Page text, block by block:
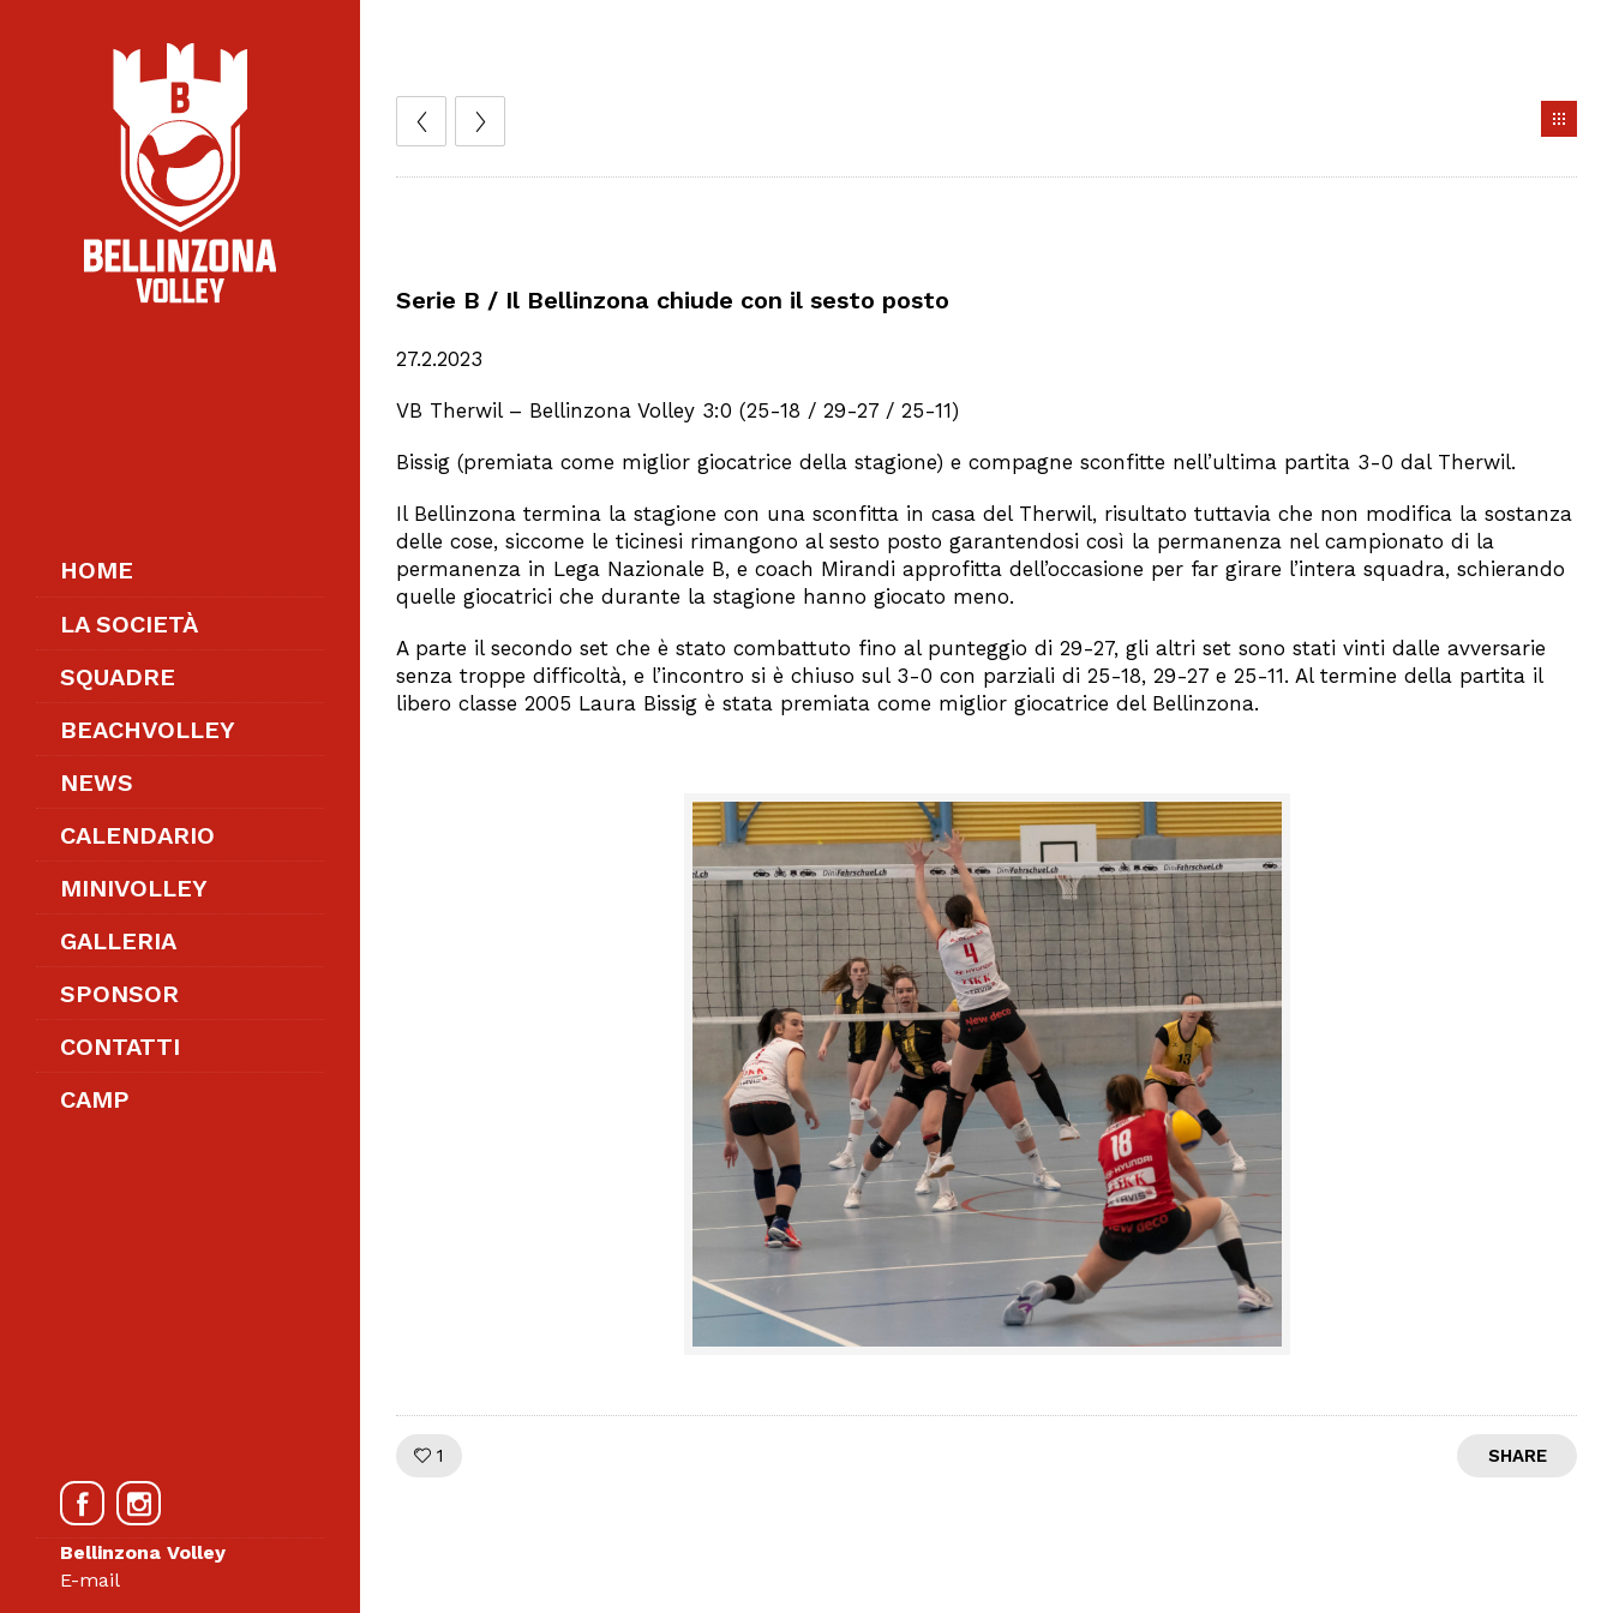
HOME
LA SOCIETÀ
SQUADRE
BEACHVOLLEY
NEWS
CALENDARIO
MINIVOLLEY
GALLERIA
SPONSOR
CONTATTI
CAMP
Bellinzona Volley
E-mail
Serie B / Il Bellinzona chiude con il sesto posto
27.2.2023
VB Therwil – Bellinzona Volley 3:0 (25-18 / 29-27 / 25-11)
Bissig (premiata come miglior giocatrice della stagione) e compagne sconfitte nell’ultima partita 3-0 dal Therwil.
Il Bellinzona termina la stagione con una sconfitta in casa del Therwil, risultato tuttavia che non modifica la sostanza
delle cose, siccome le ticinesi rimangono al sesto posto garantendosi così la permanenza nel campionato di la
permanenza in Lega Nazionale B, e coach Mirandi approfitta dell’occasione per far girare l’intera squadra, schierando
quelle giocatrici che durante la stagione hanno giocato meno.
A parte il secondo set che è stato combattuto fino al punteggio di 29-27, gli altri set sono stati vinti dalle avversarie
senza troppe difficoltà, e l’incontro si è chiuso sul 3-0 con parziali di 25-18, 29-27 e 25-11. Al termine della partita il
libero classe 2005 Laura Bissig è stata premiata come miglior giocatrice del Bellinzona.
1 SHARE